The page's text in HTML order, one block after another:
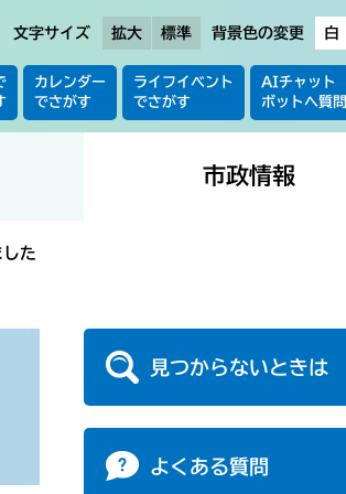
文字サイズ 拡大 標準 背景色の変更 白
カレンダー
でさがす
ライフイベント
でさがす
AIチャット
ボットへ質問
市政情報
た
見つからないときは
よくある質問